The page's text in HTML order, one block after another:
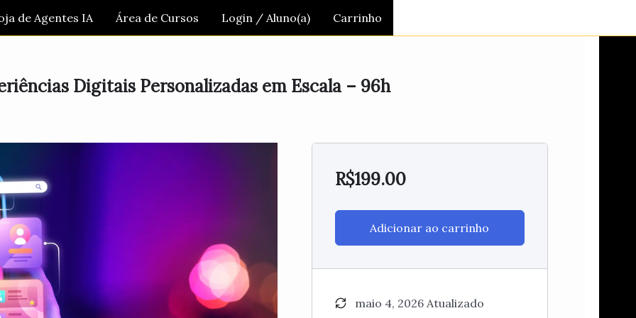
de Agentes IA Área de Cursos Login / Aluno(a) Carrinho
Digitais Personalizadas em Escala – 96h
R$199.00
Adicionar ao carrinho
maio 4, 2026 Atualizado